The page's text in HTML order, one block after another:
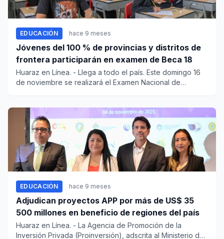
EDUCACIÓN hace 9 meses
Jóvenes del 100 % de provincias y distritos de
frontera participarán en examen de Beca 18
Huaraz en Línea. - Llega a todo el país. Este domingo 16
de noviembre se realizará el Examen Nacional de
EDUCACIÓN hace 9 meses
Adjudican proyectos APP por más de US$ 35
500 millones en beneficio de regiones del país
Huaraz en Línea. - La Agencia de Promoción de la
Inversión Privada (Proinversión), adscrita al Ministerio de